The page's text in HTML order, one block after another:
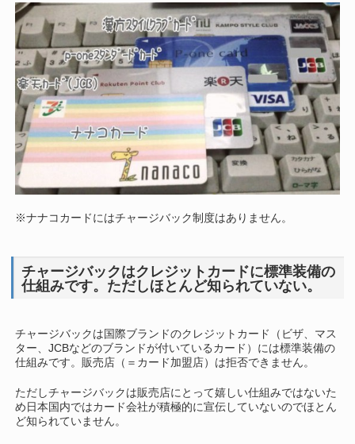
※ナナコカードにはチャージバック制度はありません。
チャージバックはクレジットカードに標準装備の
仕組みです。ただしほとんど知られていない。
チャージバックは国際ブランドのクレジットカード（ビザ、マス
ター、JCBなどのブランドが付いているカード）には標準装備の
仕組みです。販売店（＝カード加盟店）は拒否できません。
ただしチャージバックは販売店にとって嬉しい仕組みではないた
め日本国内ではカード会社が積極的に宣伝していないのでほとん
ど知られていません。